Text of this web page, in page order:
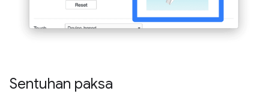
Sentuhan paksa